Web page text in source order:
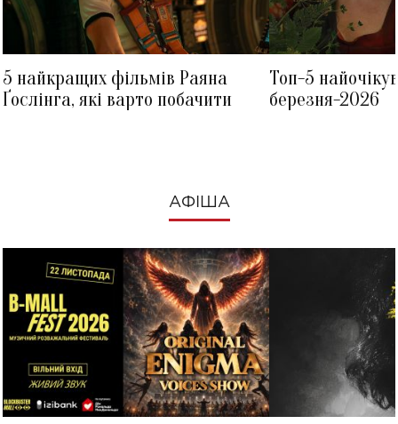
5 найкращих фільмів Раяна
Ґослінга, які варто побачити
Топ-5
березня-2026
АФІША